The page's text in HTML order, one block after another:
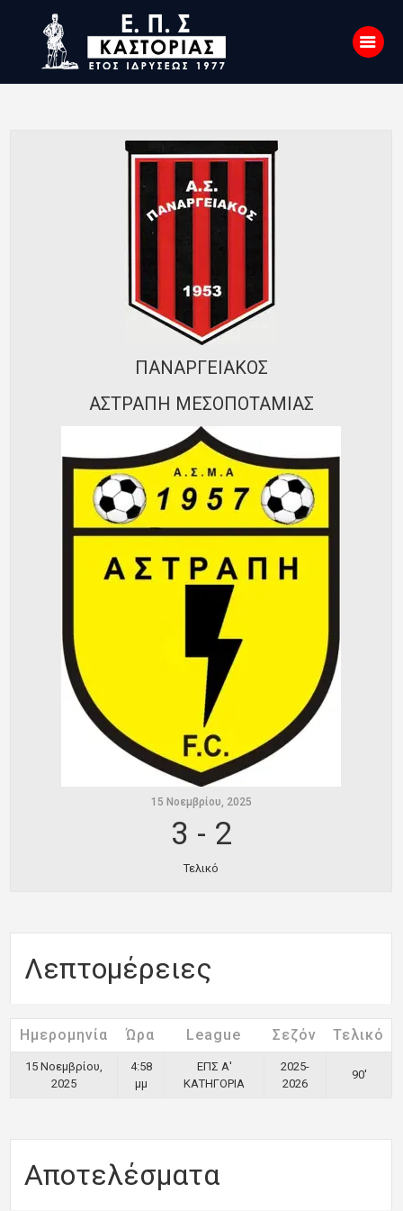
Σχετικά με εμάς
Επικοινωνία
Η Ένωση
Πρωταθλήματα
Κύπελλο
Ποινές
Περισσότερα
ΠΑΝΑΡΓΕΙΑΚΟΣ
ΑΣΤΡΑΠΗ ΜΕΣΟΠΟΤΑΜΙΑΣ
15 Νοεμβρίου, 2025
3 - 2
Τελικό
Λεπτομέρειες
Ημερομηνία Ώρα League Σεζόν Τελικό
15 Νοεμβρίου,
2025
4:58
μμ
ΕΠΣ Α'
ΚΑΤΗΓΟΡΙΑ
2025-
2026
90'
Αποτελέσματα